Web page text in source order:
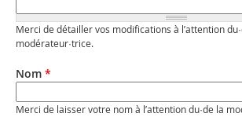
Merci de détailler vos modifications à l’attention
modérateur·trice.
Nom *
Merci de laisser votre nom à l’attention du·de la